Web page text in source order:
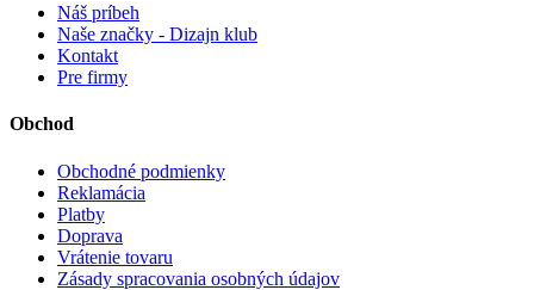
Náš príbeh
Naše značky - Dizajn klub
Kontakt
Pre firmy
Obchod
Obchodné podmienky
Reklamácia
Platby
Doprava
Vrátenie tovaru
Zásady spracovania osobných údajov